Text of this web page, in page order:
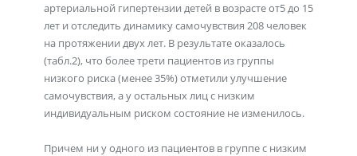
артериальной гипертензии детей в возрасте от5 до 15
лет и отследить динамику самочувствия 208 человек
на протяжении двух лет. В результате оказалось
(табл.2), что более трети пациентов из группы
низкого риска (менее 35%) отметили улучшение
самочувствия, а у остальных лиц с низким
индивидуальным риском состояние не изменилось.
Причем ни у одного из пациентов в группе с низким